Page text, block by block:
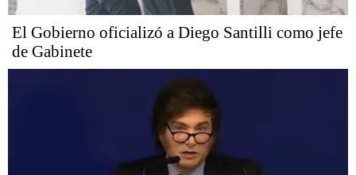
El Gobierno oficializó a Diego Santilli como jefe
de Gabinete